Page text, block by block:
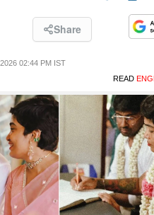
Share
02:44 PM IST
READ